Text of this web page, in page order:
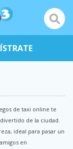
de taxi online te
de la ciudad.
ideal para pasar un
en